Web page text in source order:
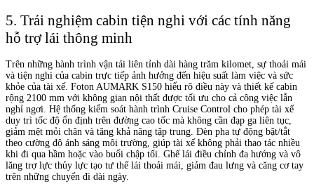
5. Trải nghiệm cabin tiện nghi với các tính năng
hỗ trợ lái thông minh
Trên những hành trình vận tải liên tỉnh dài hàng trăm kilomet, sự thoải mái
và tiện nghi của cabin trực tiếp ảnh hưởng đến hiệu suất làm việc và sức
khỏe của tài xế. Foton AUMARK S150 hiểu rõ điều này và thiết kế cabin
rộng 2100 mm với không gian nội thất được tối ưu cho cả công việc lẫn
nghỉ ngơi. Hệ thống kiểm soát hành trình Cruise Control cho phép tài xế
duy trì tốc độ ổn định trên đường cao tốc mà không cần đạp ga liên tục,
giảm mệt mỏi chân và tăng khả năng tập trung. Đèn pha tự động bật/tắt
theo cường độ ánh sáng môi trường, giúp tài xế không phải thao tác nhiều
khi đi qua hầm hoặc vào buổi chập tối. Ghế lái điều chỉnh đa hướng và vô
lăng trợ lực thủy lực tạo tư thế lái thoải mái, giảm đau lưng và căng cơ tay
trên những chuyến đi dài ngày.